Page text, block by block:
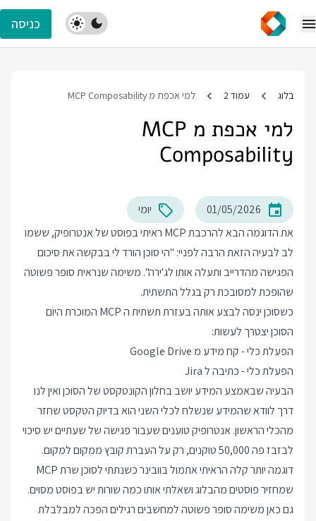
כניסה
בלוג עמוד 2 למי אכפת מ MCP Composability
למי אכפת מ MCP
Composability
01/05/2026
יומי
את הדוגמה הבא להרכבת MCP ראיתי בפוסט של אנטרופיק, ששמו
לב לבעיה הזאת הרבה לפניי: "הי סוכן הורד לי בבקשה את סיכום
הפגישה מהדרייב ותעלה אותו לג'ירה". משימה שנראית סופר פשוטה
שהופכת למסובכת רק בגלל התשתית.
כשסוכן ינסה לבצע אותה בעזרת תשתית ה MCP המוכרת היום
הסוכן יצטרך לעשות:
הפעלת כלי - קח מידע מ Google Drive
הפעלת כלי - כתיבה ל Jira
הבעיה שבאמצע המידע יושב בחלון הקונטקסט של הסוכן ואין לנו
דרך לוודא שהמידע שנשלח לכלי השני הוא בדיוק הטקסט שחזר
מהכלי הראשון. אנטרופיק טוענים שעבור פגישה של שעתיים יש סיכוי
לבזבז פה 50,000 טוקנים, רק על העברת קובץ ממקום למקום.
דוגמה יותר קלה הראיתי אתמול בוובינר כשנתתי לסוכן שרת MCP
שמחזיר פוסטים מהבלוג ושאלתי אותו כמה שורות יש בפוסט מסוים.
גם כאן משימה סופר פשוטה למחשבים רגילים הפכה למבלבלת